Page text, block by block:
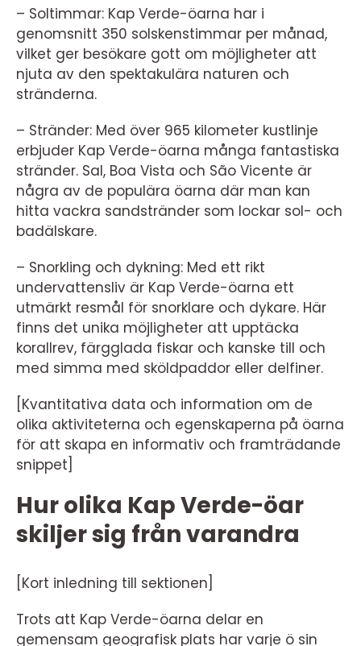
– Soltimmar: Kap Verde-öarna har i
genomsnitt 350 solskenstimmar per månad,
vilket ger besökare gott om möjligheter att
njuta av den spektakulära naturen och
stränderna.
– Stränder: Med över 965 kilometer kustlinje
erbjuder Kap Verde-öarna många fantastiska
stränder. Sal, Boa Vista och São Vicente är
några av de populära öarna där man kan
hitta vackra sandstränder som lockar sol- och
badälskare.
– Snorkling och dykning: Med ett rikt
undervattensliv är Kap Verde-öarna ett
utmärkt resmål för snorklare och dykare. Här
finns det unika möjligheter att upptäcka
korallrev, färgglada fiskar och kanske till och
med simma med sköldpaddor eller delfiner.
[Kvantitativa data och information om de
olika aktiviteterna och egenskaperna på öarna
för att skapa en informativ och framträdande
snippet]
Hur olika Kap Verde-öar
skiljer sig från varandra
[Kort inledning till sektionen]
Trots att Kap Verde-öarna delar en
gemensam geografisk plats har varje ö sin